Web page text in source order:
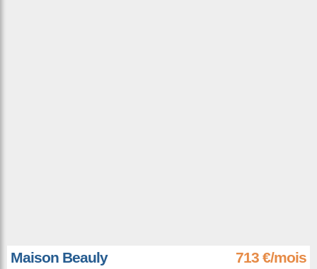
Maison Beauly 713 €/mois